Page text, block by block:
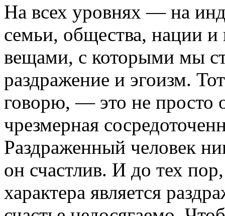
На всех уровнях — на
семьи, общества, нации
вещами, с которыми мы
раздражение и эгоизм.
говорю, — это не просто
чрезмерная
Раздраженный человек
он счастлив. И до тех
характера является